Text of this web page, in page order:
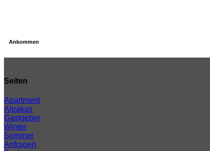
Ankommen
Seiten
Apartment
Alpakas
Gastgeber
Winter
Sommer
Anfragen